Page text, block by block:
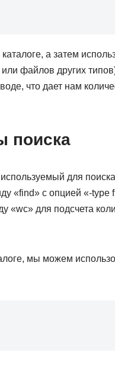
а затем
файлов других
что дает нам
поиска
для
«find» с опцией «-type
«wc» для подсчета
мы можем